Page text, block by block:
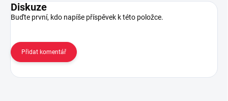
Diskuze
Buďte první, kdo napíše příspěvek k této položce.
Přidat komentář